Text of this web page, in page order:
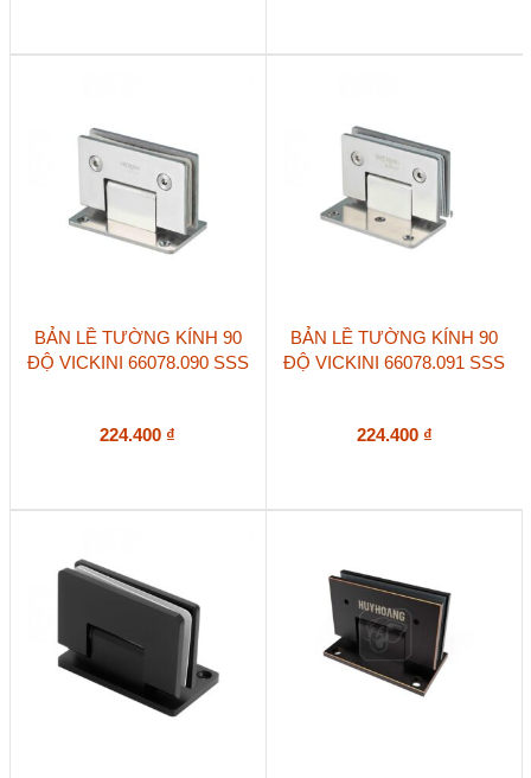
BẢN LỀ TƯỜNG KÍNH 90
ĐỘ VICKINI 66078.090 SSS
224.400 ₫
BẢN LỀ TƯỜNG KÍNH 90
ĐỘ VICKINI 66078.091 SSS
224.400 ₫